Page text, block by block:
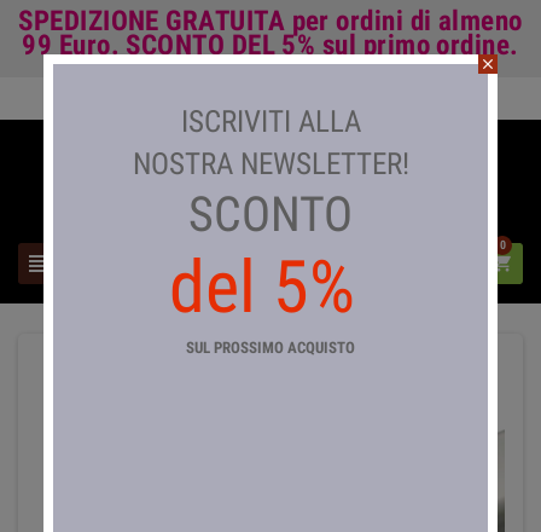
SPEDIZIONE GRATUITA per ordini di almeno
99 Euro. SCONTO DEL 5% sul primo ordine.
 
0
close
ISCRIVITI ALLA
NOSTRA NEWSLETTER!
SCONTO
del 5%
SUL PROSSIMO ACQUISTO